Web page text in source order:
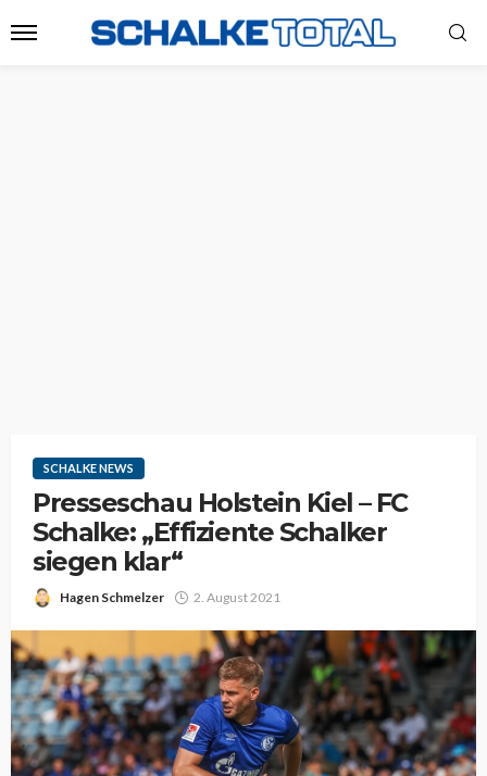
SCHALKE NEWS
Presseschau Holstein Kiel – FC
Schalke: „Effiziente Schalker
siegen klar“
Hagen Schmelzer 2. August 2021